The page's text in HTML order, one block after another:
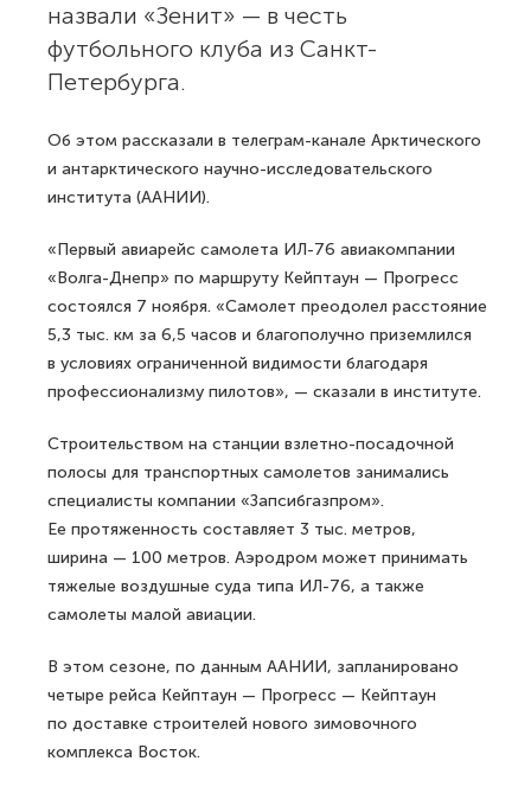
назвали «Зенит» — в честь
футбольного клуба из Санкт-
Петербурга.
Об этом рассказали в телеграм-канале Арктического
и антарктического научно-исследовательского
института (ААНИИ).
«Первый авиарейс самолета ИЛ-76 авиакомпании
«Волга-Днепр» по маршруту Кейптаун — Прогресс
состоялся 7 ноября. «Самолет преодолел расстояние
5,3 тыс. км за 6,5 часов и благополучно приземлился
в условиях ограниченной видимости благодаря
профессионализму пилотов», — сказали в институте.
Строительством на станции взлетно-посадочной
полосы для транспортных самолетов занимались
специалисты компании «Запсибгазпром».
Ее протяженность составляет 3 тыс. метров,
ширина — 100 метров. Аэродром может принимать
тяжелые воздушные суда типа ИЛ-76, а также
самолеты малой авиации.
В этом сезоне, по данным ААНИИ, запланировано
четыре рейса Кейптаун — Прогресс — Кейптаун
по доставке строителей нового зимовочного
комплекса Восток.